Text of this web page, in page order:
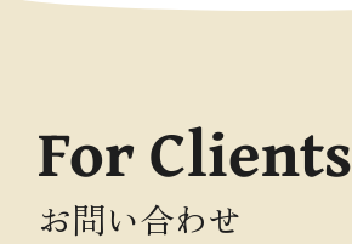
For Clients
お問い合わせ